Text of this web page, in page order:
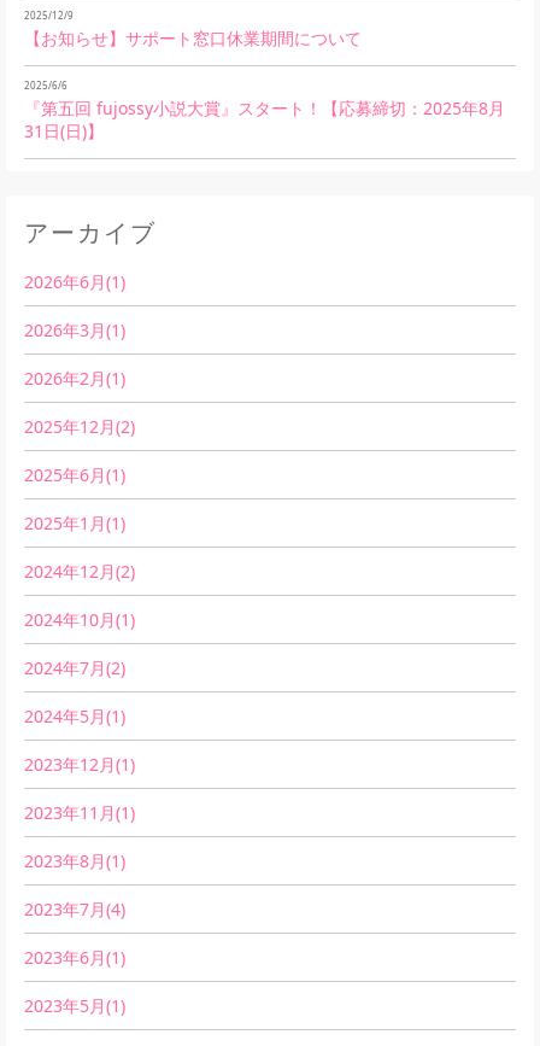
2025/12/9
【お知らせ】サポート窓口休業期間について
2025/6/6
『第五回 fujossy小説大賞』スタート！【応募締切：2025年8月
31日(日)】
アーカイブ
2026年6月(1)
2026年3月(1)
2026年2月(1)
2025年12月(2)
2025年6月(1)
2025年1月(1)
2024年12月(2)
2024年10月(1)
2024年7月(2)
2024年5月(1)
2023年12月(1)
2023年11月(1)
2023年8月(1)
2023年7月(4)
2023年6月(1)
2023年5月(1)